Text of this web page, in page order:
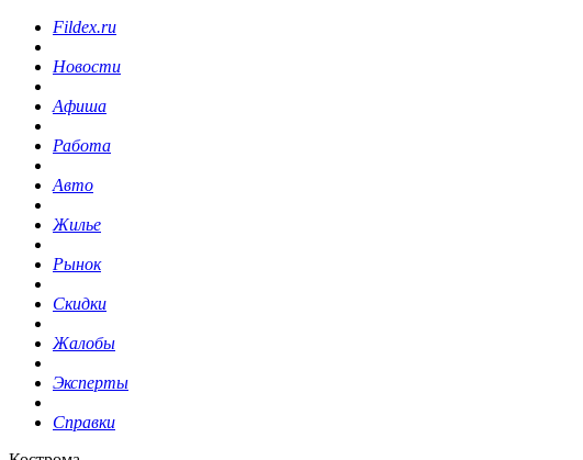
Fildex.ru
Новости
Афиша
Работа
Авто
Жилье
Рынок
Скидки
Жалобы
Эксперты
Справки